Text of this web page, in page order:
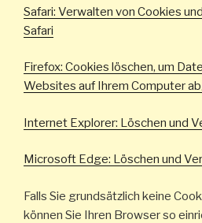
Safari: Verwalten von Cookies
Safari
Firefox: Cookies löschen, um
Websites auf Ihrem Computer
Internet Explorer: Löschen und
Microsoft Edge: Löschen und
Falls Sie grundsätzlich keine
können Sie Ihren Browser so